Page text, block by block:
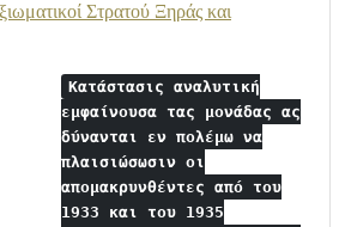
Στρατού Ξηράς και
Κατάστασις αναλυτική
εμφαίνουσα τας μονάδας ας
δύνανται εν πολέμω να
πλαισιώσωσιν οι
απομακρυνθέντες από του
1933 και του 1935